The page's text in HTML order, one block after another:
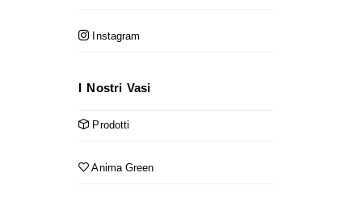
Instagram
I Nostri Vasi
Prodotti
Anima Green